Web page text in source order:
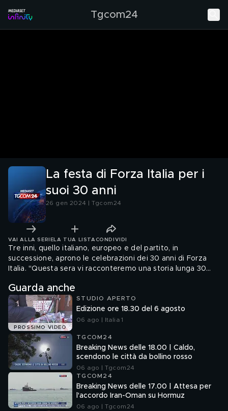
Tgcom24
La festa di Forza Italia per i
suoi 30 anni
26 gen 2024 | Tgcom24
VAI ALLA SERIE LA TUA LISTA CONDIVIDI
Tre inni, quello italiano, europeo e del partito, in
successione, aprono le celebrazioni dei 30 anni di Forza
Italia. "Questa sera vi racconteremo una storia lunga 30
Guarda anche
PROSSIMO VIDEO
STUDIO APERTO
Edizione ore 18.30 del 6 agosto
06 ago | Italia 1
TGCOM24
Breaking News delle 18.00 | Caldo,
scendono le città da bollino rosso
06 ago | Tgcom24
TGCOM24
Breaking News delle 17.00 | Attesa per
l'accordo Iran-Oman su Hormuz
06 ago | Tgcom24